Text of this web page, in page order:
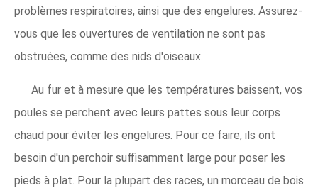
problèmes respiratoires, ainsi que des engelures. Assurez-
vous que les ouvertures de ventilation ne sont pas
obstruées, comme des nids d'oiseaux.
Au fur et à mesure que les températures baissent, vos
poules se perchent avec leurs pattes sous leur corps
chaud pour éviter les engelures. Pour ce faire, ils ont
besoin d'un perchoir suffisamment large pour poser les
pieds à plat. Pour la plupart des races, un morceau de bois